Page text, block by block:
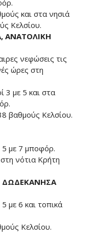
και στα νησιά
Κελσίου.
ΑΝΑΤΟΛΙΚΗ
νεφώσεις τις
ώρες στη
3 με 5 και στα
βαθμούς Κελσίου.
5 με 7 μποφόρ.
νότια Κρήτη
ΔΩΔΕΚΑΝΗΣΑ
με 6 και τοπικά
Κελσίου.